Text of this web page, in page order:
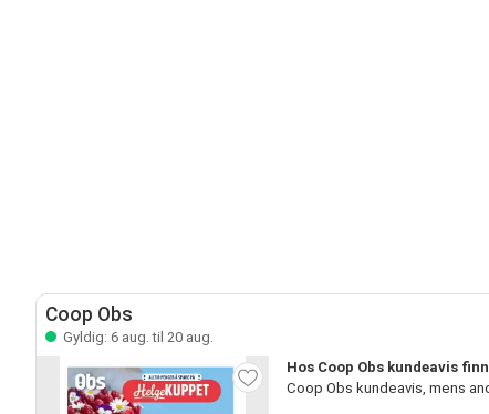
Coop Obs
Gyldig: 6 aug. til 20 aug.
Hos Coop Obs kundeavis
Coop Obs kundeavis, mens